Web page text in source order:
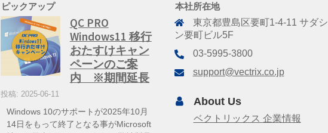
ピックアップ
QC PRO
Windows11 移行
おたすけキャン
ペーンのご案
内 ※期間延長
投稿: 2025-06-11
Windows 10のサポートが2025年10月
14日をもって終了となる事がMicrosoft
本社所在地
東京都豊島区要町1-4-11 サダシ
ン要町ビル5F
03-5995-3800
support@vectrix.co.jp
About Us
ベクトリックス 企業情報